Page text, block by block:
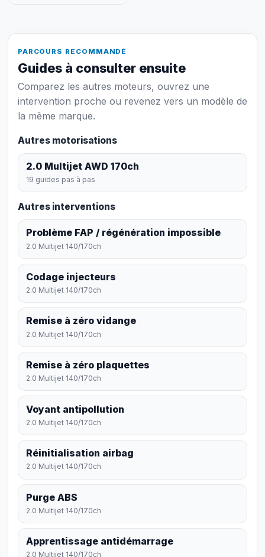
PARCOURS RECOMMANDÉ
Guides à consulter ensuite
Comparez les autres moteurs, ouvrez une
intervention proche ou revenez vers un modèle de
la même marque.
Autres motorisations
2.0 Multijet AWD 170ch
19 guides pas à pas
Autres interventions
Problème FAP / régénération impossible
2.0 Multijet 140/170ch
Codage injecteurs
2.0 Multijet 140/170ch
Remise à zéro vidange
2.0 Multijet 140/170ch
Remise à zéro plaquettes
2.0 Multijet 140/170ch
Voyant antipollution
2.0 Multijet 140/170ch
Réinitialisation airbag
2.0 Multijet 140/170ch
Purge ABS
2.0 Multijet 140/170ch
Apprentissage antidémarrage
2.0 Multijet 140/170ch